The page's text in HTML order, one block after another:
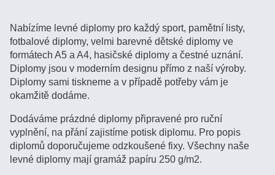
Nabízíme levné diplomy pro každý sport, pamětní listy,
fotbalové diplomy, velmi barevné dětské diplomy ve
formátech A5 a A4, hasičské diplomy a čestné uznání.
Diplomy jsou v moderním designu přímo z naší výroby.
Diplomy sami tiskneme a v případě potřeby vám je
okamžitě dodáme.
Dodáváme prázdné diplomy připravené pro ruční
vyplnění, na přání zajistíme potisk diplomu. Pro popis
diplomů doporučujeme odzkoušené fixy. Všechny naše
levné diplomy mají gramáž papíru 250 g/m2.